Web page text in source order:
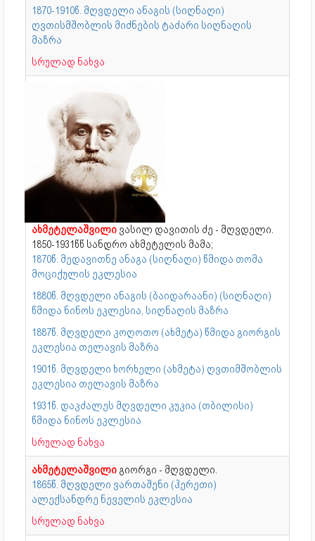
1870-1910წ. მღვდელი ანაგის (სიღნაღი)
ღვთისმშობლის მიძნების ტაძარი სიღნაღის
მაზრა
სრულად ნახვა
ახმეტელაშვილი ვასილ დავითის ძე - მღვდელი.
1850-1931წწ სანდრო ახმეტელის მამა;
1870წ. მედავითნე ანაგა (სიღნაღი) წმიდა თომა
მოციქულის ეკლესია
1880წ. მღვდელი ანაგის (ბაიდარაანი) (სიღნაღი)
წმიდა ნინოს ეკლესია, სიღნაღის მაზრა
1887წ. მღვდელი კოღოთო (ახმეტა) წმიდა გიორგის
ეკლესია თელავის მაზრა
1901წ. მღვდელი ხორხელი (ახმეტა) ღვთიმშობლის
ეკლესია თელავის მაზრა
1931წ. დაკძალეს მღვდელი კუკია (თბილისი)
წმიდა ნინოს ეკლესია
სრულად ნახვა
ახმეტელაშვილი გიორგი - მღვდელი.
1865წ. მღვდელი ვართაშენი (ჰერეთი)
ალექსანდრე ნეველის ეკლესია
სრულად ნახვა